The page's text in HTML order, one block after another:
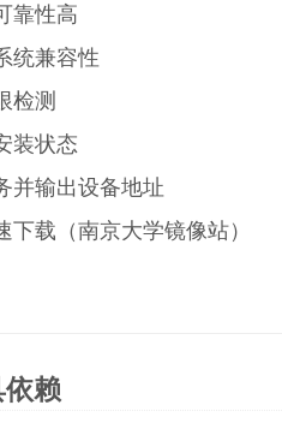
靠性高
统兼容性
检测
装状态
并输出设备地址
下载（南京大学镜像站）
赖